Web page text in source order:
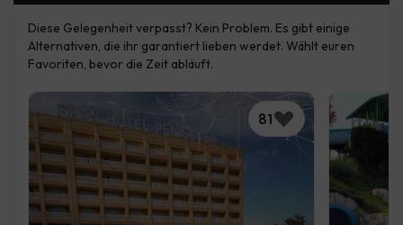
Diese Gelegenheit verpasst? Kein Problem. Es gibt einige
Alternativen, die ihr garantiert lieben werdet. Wählt euren
Favoriten, bevor die Zeit abläuft.
81